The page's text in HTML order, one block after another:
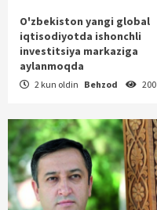
O'zbekiston yangi global
iqtisodiyotda ishonchli
investitsiya markaziga
aylanmoqda
2 kun oldin Behzod 200